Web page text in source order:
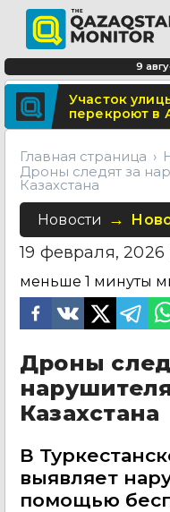
Поделитесь
Отправьте свои новости и
9
расценки
СОР и СОЧ
учеников
Казахстане
Участок
перекроют в
Главная страница
Дроны следят за
Казахстана
Новости
19 февраля, 2026
меньше 1 минуты
Дроны
Казахстана
В
выявляет
помощью